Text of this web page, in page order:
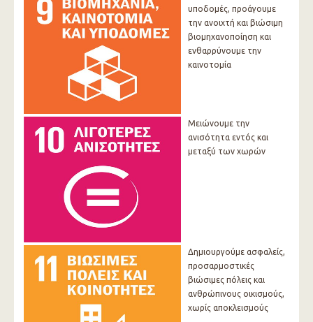
υποδομές, προάγουμε
την ανοιχτή και βιώσιμη
βιομηχανοποίηση και
ενθαρρύνουμε την
καινοτομία
Μειώνουμε την
ανισότητα εντός και
μεταξύ των χωρών
Δημιουργούμε ασφαλείς,
προσαρμοστικές
βιώσιμες πόλεις και
ανθρώπινους οικισμούς,
χωρίς αποκλεισμούς